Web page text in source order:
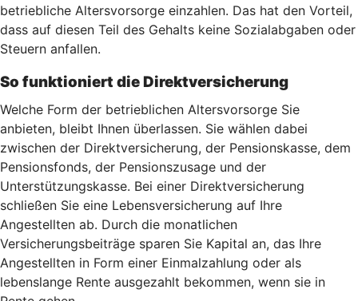
betriebliche Altersvorsorge einzahlen. Das hat den Vorteil,
dass auf diesen Teil des Gehalts keine Sozialabgaben oder
Steuern anfallen.
So funktioniert die Direktversicherung
Welche Form der betrieblichen Altersvorsorge Sie
anbieten, bleibt Ihnen überlassen. Sie wählen dabei
zwischen der Direktversicherung, der Pensionskasse, dem
Pensionsfonds, der Pensionszusage und der
Unterstützungskasse. Bei einer Direktversicherung
schließen Sie eine Lebensversicherung auf Ihre
Angestellten ab. Durch die monatlichen
Versicherungsbeiträge sparen Sie Kapital an, das Ihre
Angestellten in Form einer Einmalzahlung oder als
lebenslange Rente ausgezahlt bekommen, wenn sie in